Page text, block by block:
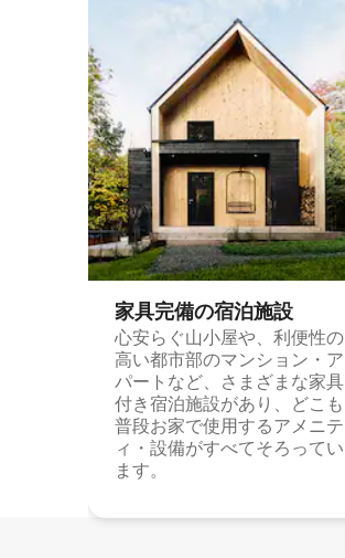
家具完備の宿⁠泊⁠施⁠設
心安らぐ山小屋や、利便性の
高い都市部のマンション・ア
パートなど、さまざまな家具
付き宿泊施設があり、どこも
普段お家で使用するアメニテ
ィ・設備がすべてそろってい
ます。